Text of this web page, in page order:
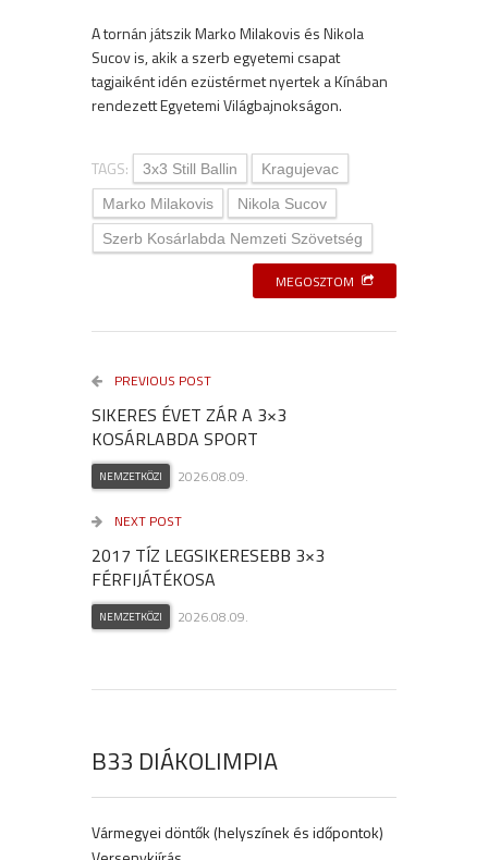
A tornán játszik Marko Milakovis és Nikola
Sucov is, akik a szerb egyetemi csapat
tagjaiként idén ezüstérmet nyertek a Kínában
rendezett Egyetemi Világbajnokságon.
TAGS: 3x3 Still Ballin
Kragujevac
Marko Milakovis
Nikola Sucov
Szerb Kosárlabda Nemzeti Szövetség
MEGOSZTOM
PREVIOUS POST
SIKERES ÉVET ZÁR A 3×3
KOSÁRLABDA SPORT
NEMZETKÖZI 2026.08.09.
NEXT POST
2017 TÍZ LEGSIKERESEBB 3×3
FÉRFIJÁTÉKOSA
NEMZETKÖZI 2026.08.09.
B33 DIÁKOLIMPIA
Vármegyei döntők (helyszínek és időpontok)